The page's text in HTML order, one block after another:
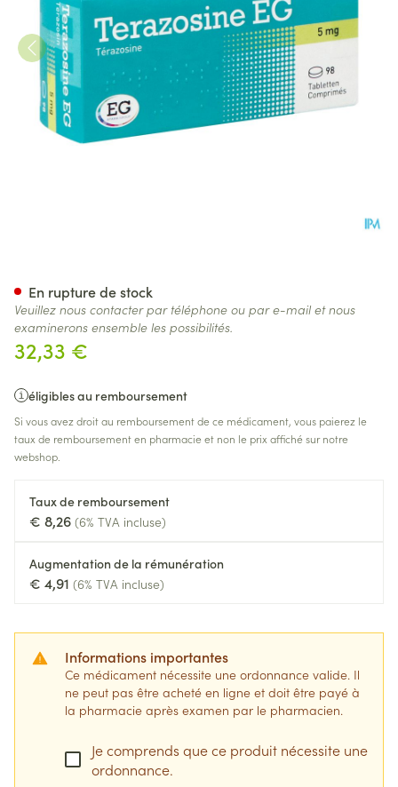
32,33 €
éligibles au remboursement
Si vous avez droit au remboursement de ce médicament, vous paierez le
taux de remboursement en pharmacie et non le prix affiché sur notre
webshop.
Taux de remboursement
€ 8,26 (6% TVA incluse)
Augmentation de la rémunération
€ 4,91 (6% TVA incluse)
Informations importantes
Ce médicament nécessite une ordonnance valide. Il
ne peut pas être acheté en ligne et doit être payé à
la pharmacie après examen par le pharmacien.
Je comprends que ce produit nécessite une
ordonnance.
En rupture de stock
Veuillez nous contacter par téléphone ou par e-mail et nous
examinerons ensemble les possibilités.